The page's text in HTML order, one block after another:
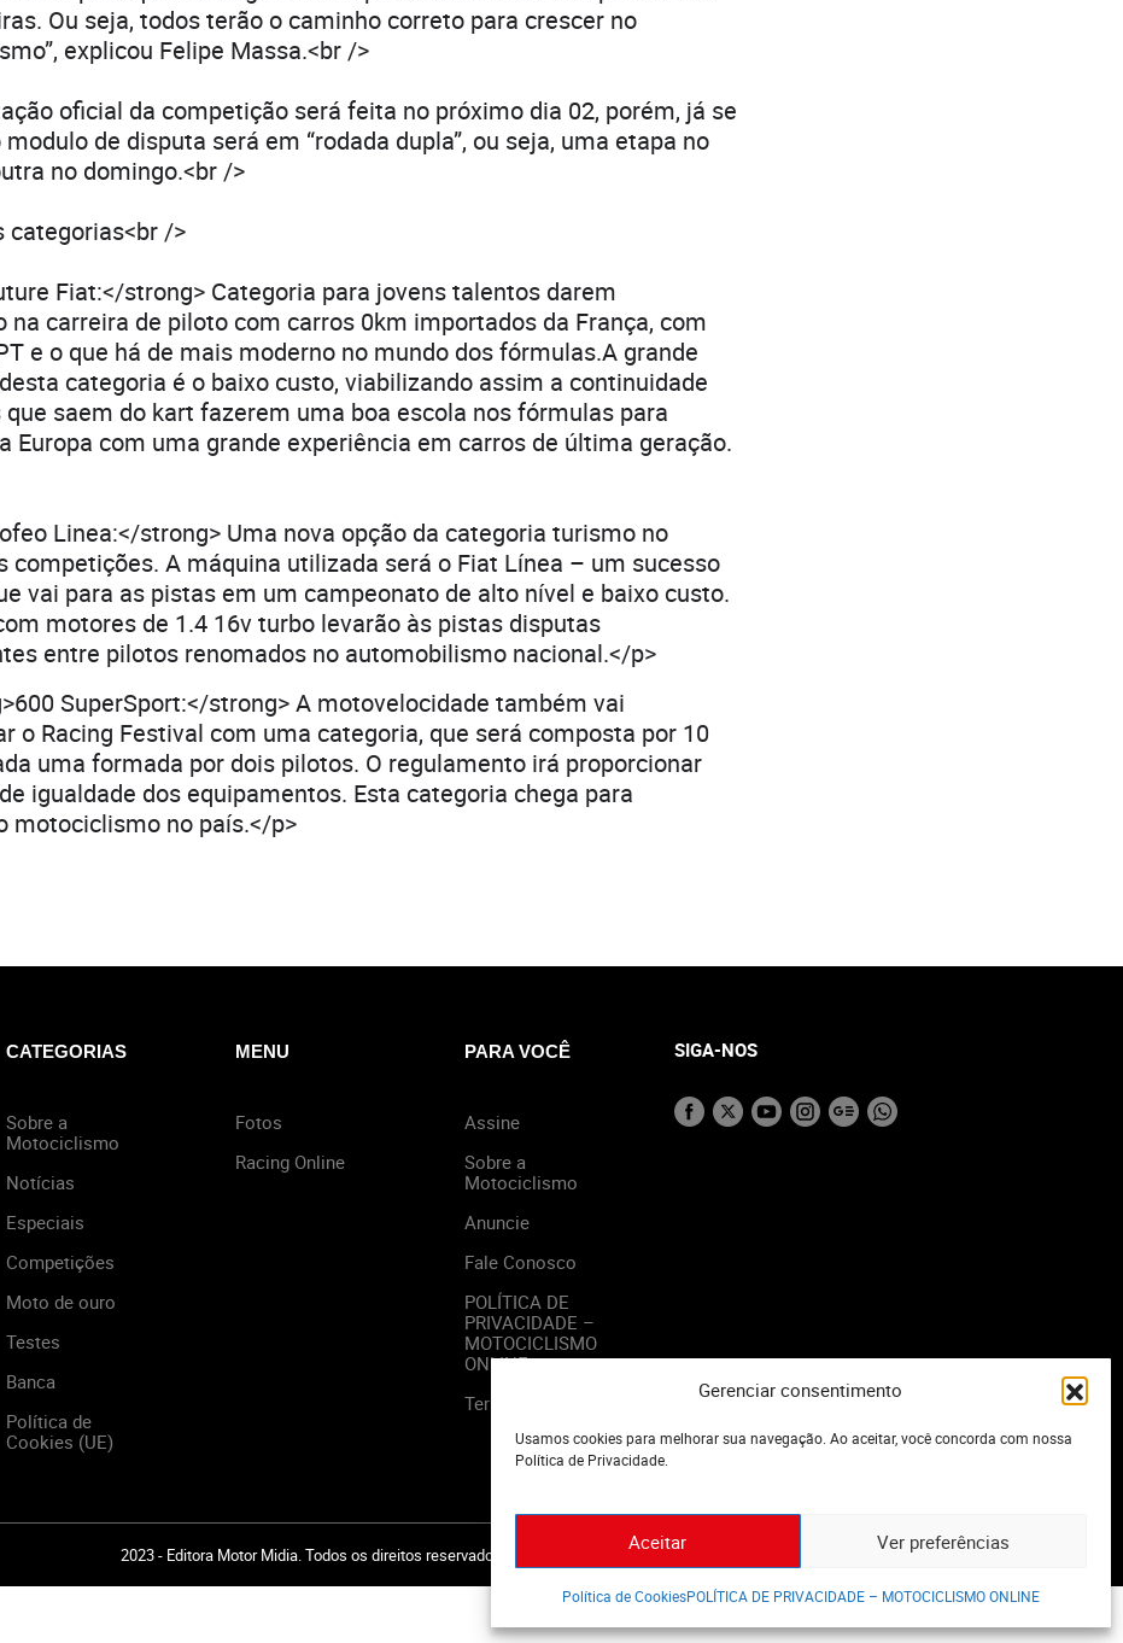
Gerenciar consentimento
Usamos cookies para melhorar sua navegação. Ao aceitar, você concorda com nossa
Política de Privacidade.
Aceitar Ver preferências
Política de CookiesPOLÍTICA DE PRIVACIDADE – MOTOCICLISMO ONLINE
Ou seja, todos terão o caminho correto para crescer no
explicou Felipe Massa.<br />
oficial da competição será feita no próximo dia 02, porém, já se
modulo de disputa será em “rodada dupla”, ou seja, uma etapa no
no domingo.<br />
categorias<br />
Fiat:</strong> Categoria para jovens talentos darem
na carreira de piloto com carros 0km importados da França, com
e o que há de mais moderno no mundo dos fórmulas.A grande
categoria é o baixo custo, viabilizando assim a continuidade
saem do kart fazerem uma boa escola nos fórmulas para
Europa com uma grande experiência em carros de última geração.
Linea:</strong> Uma nova opção da categoria turismo no
competições. A máquina utilizada será o Fiat Línea – um sucesso
vai para as pistas em um campeonato de alto nível e baixo custo.
motores de 1.4 16v turbo levarão às pistas disputas
entre pilotos renomados no automobilismo nacional.</p>
SuperSport:</strong> A motovelocidade também vai
o Racing Festival com uma categoria, que será composta por 10
uma formada por dois pilotos. O regulamento irá proporcionar
igualdade dos equipamentos. Esta categoria chega para
motociclismo no país.</p>
CATEGORIAS
Sobre a
Motociclismo
Notícias
Especiais
Competições
Moto de ouro
Testes
Banca
Política de
Cookies (UE)
MENU
Fotos
Racing Online
PARA VOCÊ
Assine
Sobre a
Motociclismo
Anuncie
Fale Conosco
POLÍTICA DE
PRIVACIDADE –
MOTOCICLISMO
ONLINE
Termos de Uso
SIGA-NOS
2023 - Editora Motor Midia. Todos os direitos reservados.